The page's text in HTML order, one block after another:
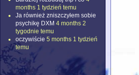
months 1 tydzień temu
Ja również zniszczyłem sobie
psychikę DXM 4 months 2
tygodnie temu
oczywiście 5 months 1 tydzień
temu